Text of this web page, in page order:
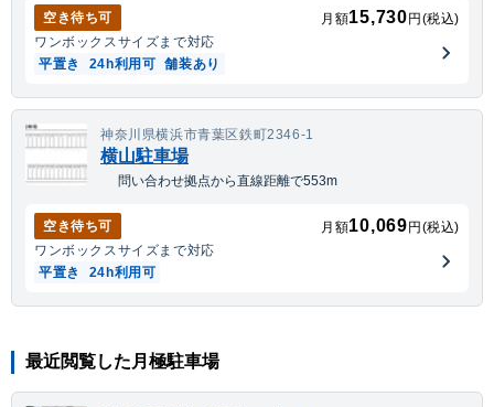
空き待ち可 月額15,730円(税込)
ワンボックス サイズまで対応
平置き
24h利用可 舗装あり
神奈川県横浜市青葉区鉄町2346-1
横山駐車場
問い合わせ拠点から直線距離で553m
空き待ち可 月額10,069円(税込)
ワンボックス サイズまで対応
平置き
24h利用可
最近閲覧した月極駐車場